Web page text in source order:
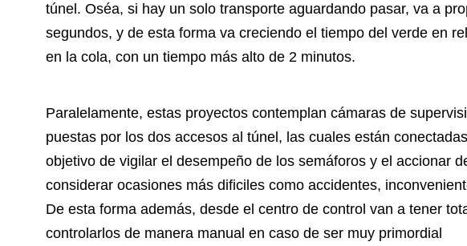
túnel. Oséa, si hay un solo transporte aguardando pasar, va a
segundos, y de esta forma va creciendo el tiempo del verde en
en la cola, con un tiempo más alto de 2 minutos.
Paralelamente, estas proyectos contemplan cámaras de
puestas por los dos accesos al túnel, las cuales están
objetivo de vigilar el desempeño de los semáforos y el accionar
considerar ocasiones más dificiles como accidentes,
De esta forma además, desde el centro de control van a tener
controlarlos de manera manual en caso de ser muy primordial